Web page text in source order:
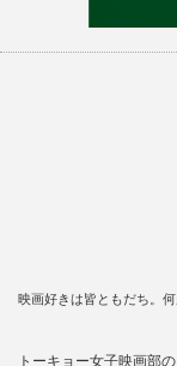
映画好きは皆ともだち。
トーキョー女子映画部